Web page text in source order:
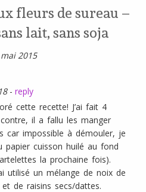
fleurs de sureau –
lait, sans soja
2015
- reply
cette recette! J’ai fait 4
il a fallu les manger
car impossible à démouler, je
papier cuisson huilé au fond
la prochaine fois).
utilisé un mélange de noix de
de raisins secs/dattes.